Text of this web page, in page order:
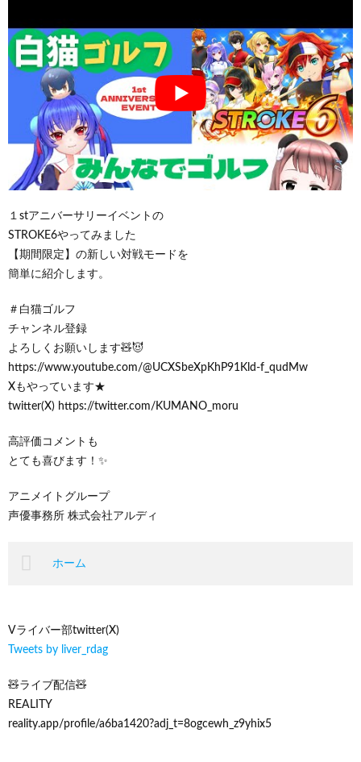
１stアニバーサリーイベントの
STROKE6やってみました
【期間限定】の新しい対戦モードを
簡単に紹介します。
＃白猫ゴルフ
チャンネル登録
よろしくお願いします🧸😈
https://www.youtube.com/@UCXSbeXpKhP91Kld-f_qudMw
Xもやっています★
twitter(X) https://twitter.com/KUMANO_moru
高評価コメントも
とても喜びます！✨️
アニメイトグループ
声優事務所 株式会社アルディ
ホーム
Vライバー部twitter(X)
Tweets by liver_rdag
🧸ライブ配信🧸
REALITY
reality.app/profile/a6ba1420?adj_t=8ogcewh_z9yhix5